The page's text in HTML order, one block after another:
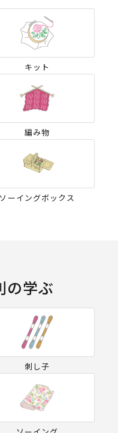
キット
編み物
ソーイングボックス
の学ぶ
刺し子